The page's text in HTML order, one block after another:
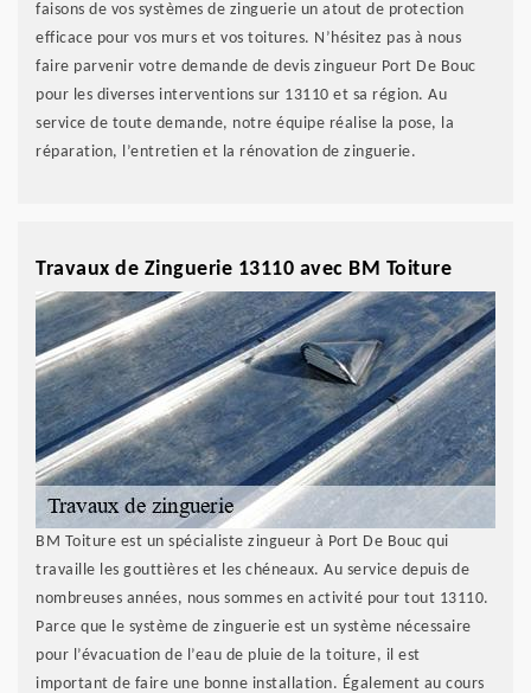
faisons de vos systèmes de zinguerie un atout de protection
efficace pour vos murs et vos toitures. N’hésitez pas à nous
faire parvenir votre demande de devis zingueur Port De Bouc
pour les diverses interventions sur 13110 et sa région. Au
service de toute demande, notre équipe réalise la pose, la
réparation, l’entretien et la rénovation de zinguerie.
Travaux de Zinguerie 13110 avec BM Toiture
BM Toiture est un spécialiste zingueur à Port De Bouc qui
travaille les gouttières et les chéneaux. Au service depuis de
nombreuses années, nous sommes en activité pour tout 13110.
Parce que le système de zinguerie est un système nécessaire
pour l’évacuation de l’eau de pluie de la toiture, il est
important de faire une bonne installation. Également au cours